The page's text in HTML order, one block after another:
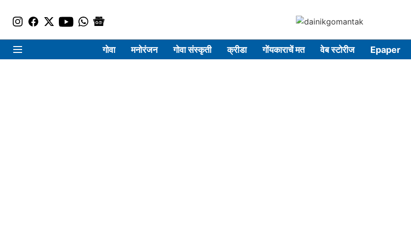
गोवा मनोरंजन गोवा संस्कृती क्रीडा गोंयकाराचें मत वेब स्टोरीज Epaper